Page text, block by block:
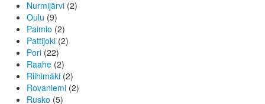
Nurmijärvi (2)
Oulu (9)
Paimio (2)
Pattijoki (2)
Pori (22)
Raahe (2)
Riihimäki (2)
Rovaniemi (2)
Rusko (5)